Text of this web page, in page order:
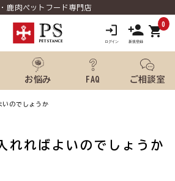
鹿肉ペットフード専門店
shopping_cart0
お悩み FAQ ご相談室
いのでしょうか
れればよいのでしょうか